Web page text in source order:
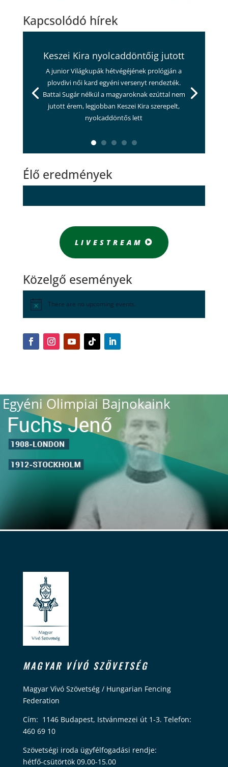
Kapcsolódó hírek
Keszei Kira nyolcaddöntőig jutott
A junior Világkupák hétvégéjének prológján a
plovdivi női kard egyéni versenyt rendezték.
Battai Sugár nélkül a magyaroknak ezúttal nem
jutott érem, legjobban Keszei Kira szerepelt,
nyolcaddöntős lett
Élő eredmények
LIVESTREAM
Közelgő események
There are no upcoming events.
Egyéni Olimpiai Bajnokaink
MAGYAR VÍVÓ SZÖVETSÉG
Magyar Vívó Szövetség / Hungarian Fencing
Federation
Cím: 1146 Budapest, Istvánmezei út 1-3. Telefon:
460 69 10
Szövetségi iroda ügyfélfogadási rendje:
hétfő-csütörtök 09.00-15.00